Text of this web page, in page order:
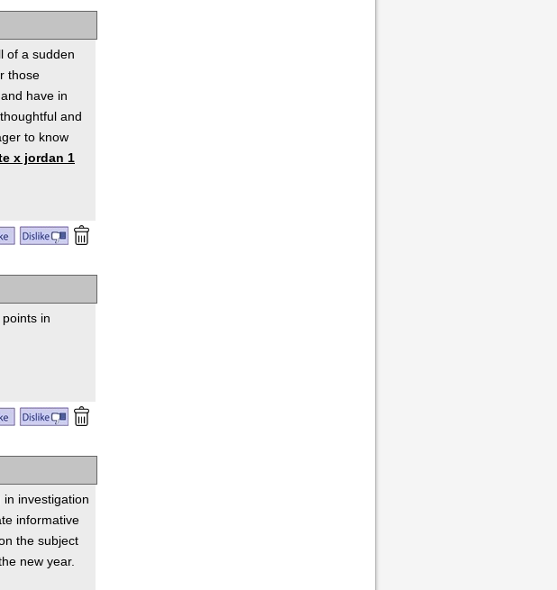
of a sudden
those
have in
and
to know
x jordan 1
in
investigation
informative
the subject
new year.